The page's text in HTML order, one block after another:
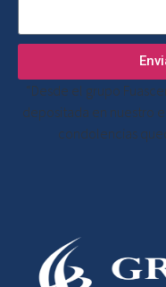
“Desde el grupo
depositada en nuestro
condolencias